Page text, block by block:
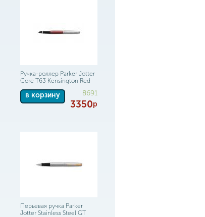
Ручка-роллер Parker Jotter
Core T63 Kensington Red
в корзину 8691
3350р
Перьевая ручка Parker
Jotter Stainless Steel GT